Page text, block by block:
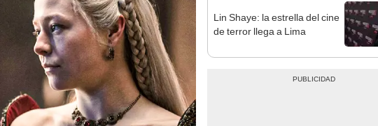
Lin Shaye: la estrella del cine
de terror llega a Lima